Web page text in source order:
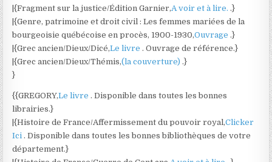
|{Fragment sur la justice/Édition Garnier,A voir et à lire. .}
|{Genre, patrimoine et droit civil : Les femmes mariées de la
bourgeoisie québécoise en procès, 1900-1930,Ouvrage .}
|{Grec ancien/Dieux/Dicé,Le livre . Ouvrage de référence.}
|{Grec ancien/Dieux/Thémis,(la couverture) .}
}
{{GREGORY,Le livre . Disponible dans toutes les bonnes
librairies.}
|{Histoire de France/Affermissement du pouvoir royal,Clicker
Ici . Disponible dans toutes les bonnes bibliothèques de votre
département.}